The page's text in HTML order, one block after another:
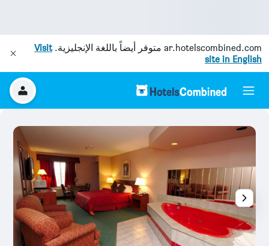
ar.hotelscombined.com متوفر أيضاً باللغة الإنجليزية.Visit
site in English